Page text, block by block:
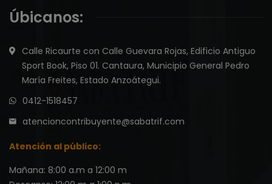
Úbicanos:
Calle Ricaurte con Calle Guevara Rojas, Edificio Antiguo
Sport Book, Piso 01. Cantaura, Municipio General Pedro
María Freites, Estado Anzoátegui.
0412-1518457
atencioncontribuyente@sabatrif.com
Atención al público:
Mañana: 8:00 a.m a 12:00 m